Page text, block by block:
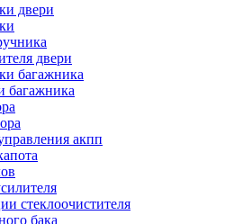
двери
двери
багажника
багажника
акпп
стеклоочистителя
бака